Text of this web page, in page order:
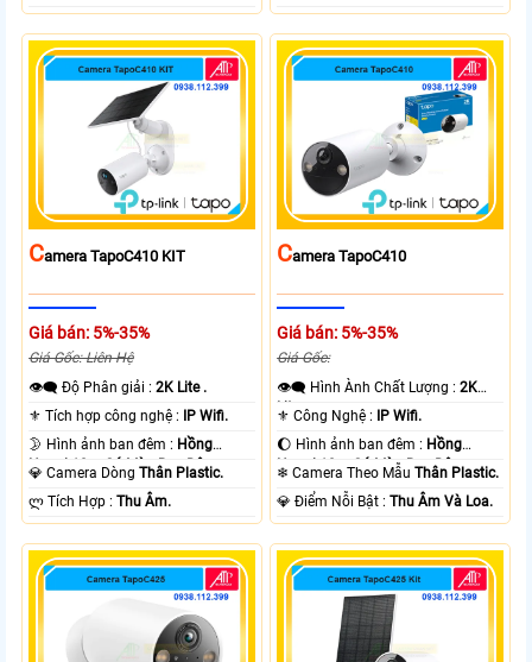
CAmera TapoC410 KIT
Giá bán: 5%-35%
Giá Gốc: Liên Hệ
👁️‍🗨 Độ Phân giải :2K Lite .
⚜️ Tích hợp công nghệ :
IP Wifi.
🌛 Hình ảnh ban đêm : Hồng
Ngoại 10m Có Màu Ban Ðêm.
💎 Camera DòngThân Plastic.
️ლ Tích Hợp :Thu Âm.
CAmera TapoC410
Giá bán: 5%-35%
Giá Gốc:
👁️‍🗨 Hình Ành Chất Lượng :2K
Lite .
⚜️ Công Nghệ :
IP Wifi.
🌔 Hình ảnh ban đêm : Hồng
Ngoại 10m Có Màu Ban Ðêm.
❄ Camera Theo MẫuThân Plastic.
️💎 Điểm Nỗi Bật :Thu Âm Và Loa.